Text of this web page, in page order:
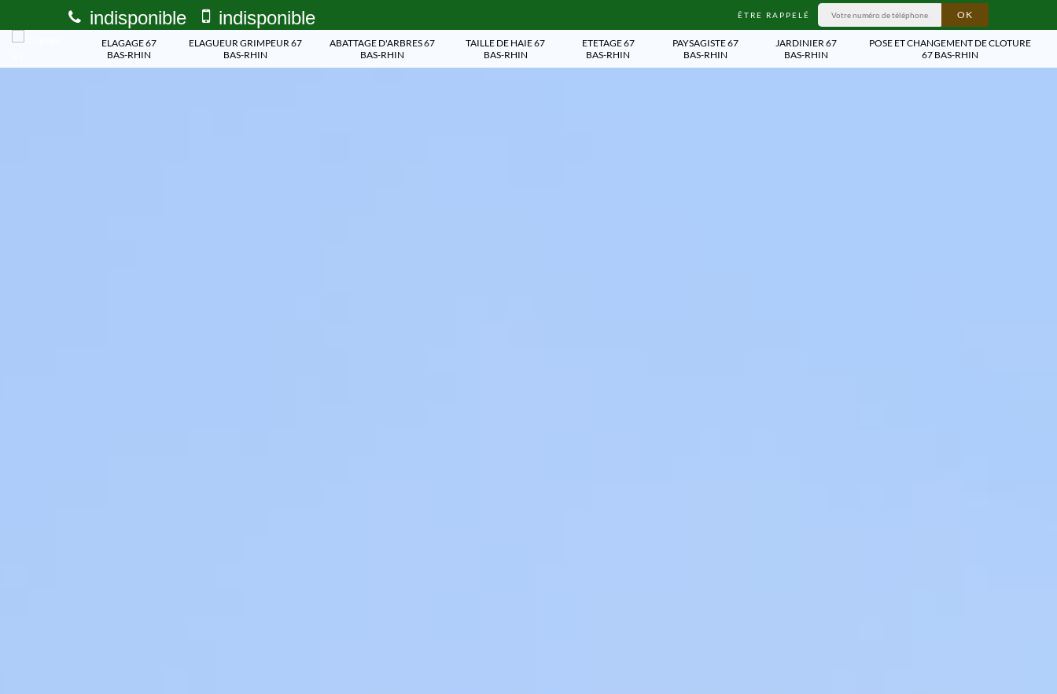
indisponible indisponible ÊTRE RAPPELÉ
ELAGAGE 67
BAS-RHIN
ELAGUEUR GRIMPEUR 67
BAS-RHIN
ABATTAGE D'ARBRES 67
BAS-RHIN
TAILLE DE HAIE 67
BAS-RHIN
ETETAGE 67
BAS-RHIN
PAYSAGISTE 67
BAS-RHIN
JARDINIER 67
BAS-RHIN
POSE ET CHANGEMENT DE CLOTURE
67 BAS-RHIN